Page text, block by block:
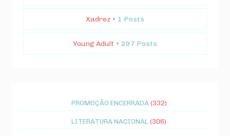
Xadrez • 1 Posts
Young Adult • 297 Posts
PROMOÇÃO ENCERRADA (332)
LITERATURA NACIONAL (306)